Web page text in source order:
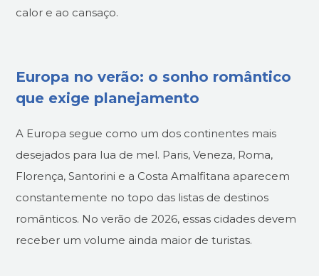
calor e ao cansaço.
Europa no verão: o sonho romântico
que exige planejamento
A Europa segue como um dos continentes mais
desejados para lua de mel. Paris, Veneza, Roma,
Florença, Santorini e a Costa Amalfitana aparecem
constantemente no topo das listas de destinos
românticos. No verão de 2026, essas cidades devem
receber um volume ainda maior de turistas.